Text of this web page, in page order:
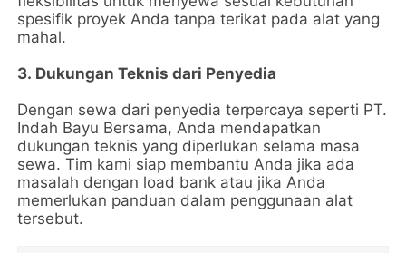
spesifik proyek Anda tanpa terikat pada alat yang
mahal.
3. Dukungan Teknis dari Penyedia
Dengan sewa dari penyedia terpercaya seperti PT.
Indah Bayu Bersama, Anda mendapatkan
dukungan teknis yang diperlukan selama masa
sewa. Tim kami siap membantu Anda jika ada
masalah dengan load bank atau jika Anda
memerlukan panduan dalam penggunaan alat
tersebut.